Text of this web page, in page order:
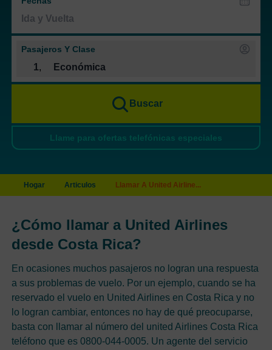
Pasajeros Y Clase
1, Económica
Buscar
Llame para ofertas telefónicas especiales
Hogar Articulos Llamar A United Airline...
¿Cómo llamar a United Airlines
desde Costa Rica?
En ocasiones muchos pasajeros no logran una respuesta
a sus problemas de vuelo. Por un ejemplo, cuando se ha
reservado el vuelo en United Airlines en Costa Rica y no
lo logran cambiar, entonces no hay de qué preocuparse,
basta con llamar al número del united Airlines Costa Rica
teléfono que es 0800-044-0005. Un agente del servicio